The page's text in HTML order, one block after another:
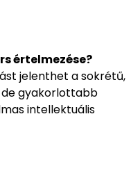
értelmezése?
jelenthet a sokrétű,
de gyakorlottabb
intellektuális